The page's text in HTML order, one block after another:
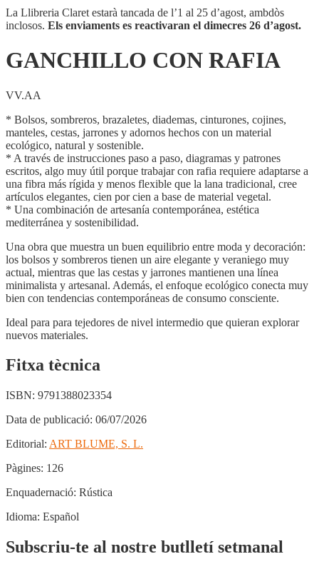
La Llibreria Claret estarà tancada de l’1 al 25 d’agost, ambdòs
inclosos. Els enviaments es reactivaran el dimecres 26 d’agost.
GANCHILLO CON RAFIA
VV.AA
* Bolsos, sombreros, brazaletes, diademas, cinturones, cojines,
manteles, cestas, jarrones y adornos hechos con un material
ecológico, natural y sostenible.
* A través de instrucciones paso a paso, diagramas y patrones
escritos, algo muy útil porque trabajar con rafia requiere adaptarse a
una fibra más rígida y menos flexible que la lana tradicional, cree
artículos elegantes, cien por cien a base de material vegetal.
* Una combinación de artesanía contemporánea, estética
mediterránea y sostenibilidad.
Una obra que muestra un buen equilibrio entre moda y decoración:
los bolsos y sombreros tienen un aire elegante y veraniego muy
actual, mientras que las cestas y jarrones mantienen una línea
minimalista y artesanal. Además, el enfoque ecológico conecta muy
bien con tendencias contemporáneas de consumo consciente.
Ideal para para tejedores de nivel intermedio que quieran explorar
nuevos materiales.
Fitxa tècnica
ISBN: 9791388023354
Data de publicació: 06/07/2026
Editorial: ART BLUME, S. L.
Pàgines: 126
Enquadernació: Rústica
Idioma: Español
Subscriu-te al nostre butlletí setmanal